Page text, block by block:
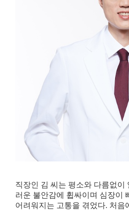
직장인 김 씨는 평소와 다름없이
러운 불안감에 휩싸이며 심장이
어려워지는 고통을 겪었다. 처음